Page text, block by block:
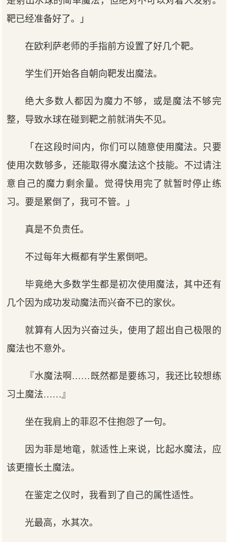
靶已经准备好了。」
在欧利萨老师的手指前方设置了好几个靶。
学生们开始各自朝向靶发出魔法。
绝大多数人都因为魔力不够，或是魔法不够完
整，导致水球在碰到靶之前就消失不见。
「在这段时间内，你们可以随意使用魔法。只要
使用次数够多，还能取得水魔法这个技能。不过请注
意自己的魔力剩余量。觉得快用完了就暂时停止练
习。要是累倒了，我可不管。」
真是不负责任。
不过每年大概都有学生累倒吧。
毕竟绝大多数学生都是初次使用魔法，其中还有
几个因为成功发动魔法而兴奋不已的家伙。
就算有人因为兴奋过头，使用了超出自己极限的
魔法也不意外。
『水魔法啊……既然都是要练习，我还比较想练
习土魔法……』
坐在我肩上的菲忍不住抱怨了一句。
因为菲是地竜，就适性上来说，比起水魔法，应
该更擅长土魔法。
在鉴定之仪时，我看到了自己的属性适性。
光最高，水其次。